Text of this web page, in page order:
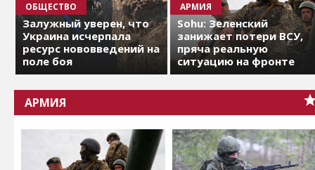
ОБЩЕСТВО
Залужный уверен, что
Украина исчерпала
ресурс нововведений на
поле боя
АРМИЯ
Sohu: Зеленский
занижает потери ВСУ,
пряча реальную
ситуацию на фронте
АРМИЯ